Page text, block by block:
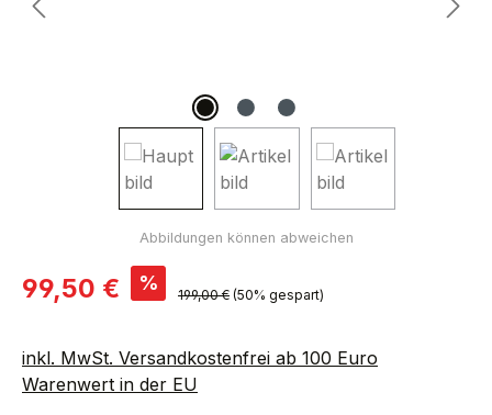
Verkaufspreis:
99,50 € % Regulärer Preis:
199,00 € (50% gespart)
inkl. MwSt. Versandkostenfrei ab 100 Euro
Warenwert in der EU